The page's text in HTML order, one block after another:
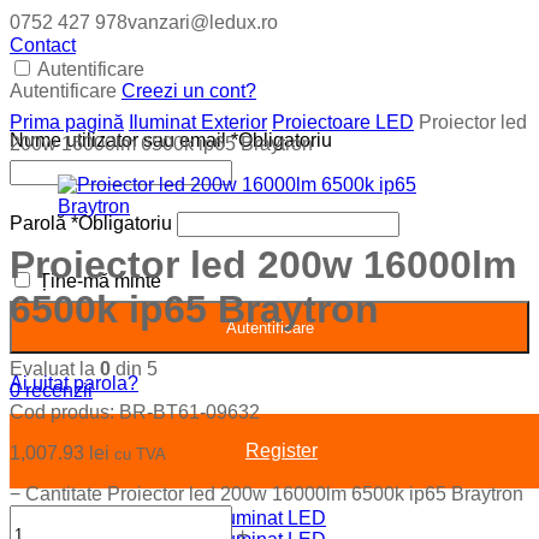
0752 427 978vanzari@ledux.ro
Contact
Autentificare
Autentificare Creezi un cont?
Nume utilizator sau email*Obligatoriu
Parolă *Obligatoriu
Ține-mă minte
Autentificare
Ai uitat parola?
Register
Prima pagină Iluminat Exterior Proiectoare LED Proiector led
200w 16000lm 6500k ip65 Braytron
Proiector led 200w 16000lm
6500k ip65 Braytron
Evaluat la 0 din 5
0recenzii
Cod produs: BR-BT61-09632
1,007.93 lei cu TVA
− Cantitate Proiector led 200w 16000lm 6500k ip65 Braytron
+